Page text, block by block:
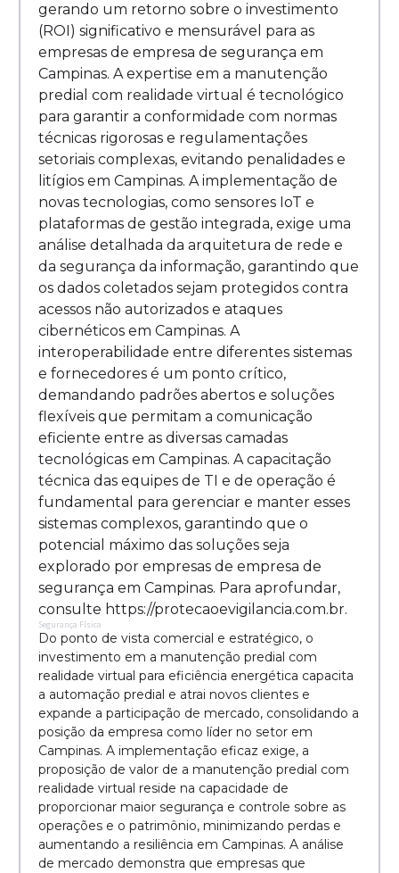
gerando um retorno sobre o investimento
(ROI) significativo e mensurável para as
empresas de empresa de segurança em
Campinas. A expertise em a manutenção
predial com realidade virtual é tecnológico
para garantir a conformidade com normas
técnicas rigorosas e regulamentações
setoriais complexas, evitando penalidades e
litígios em Campinas. A implementação de
novas tecnologias, como sensores IoT e
plataformas de gestão integrada, exige uma
análise detalhada da arquitetura de rede e
da segurança da informação, garantindo que
os dados coletados sejam protegidos contra
acessos não autorizados e ataques
cibernéticos em Campinas. A
interoperabilidade entre diferentes sistemas
e fornecedores é um ponto crítico,
demandando padrões abertos e soluções
flexíveis que permitam a comunicação
eficiente entre as diversas camadas
tecnológicas em Campinas. A capacitação
técnica das equipes de TI e de operação é
fundamental para gerenciar e manter esses
sistemas complexos, garantindo que o
potencial máximo das soluções seja
explorado por empresas de empresa de
segurança em Campinas. Para aprofundar,
consulte https://protecaoevigilancia.com.br.
Segurança Física
Do ponto de vista comercial e estratégico, o
investimento em a manutenção predial com
realidade virtual para eficiência energética capacita
a automação predial e atrai novos clientes e
expande a participação de mercado, consolidando a
posição da empresa como líder no setor em
Campinas. A implementação eficaz exige, a
proposição de valor de a manutenção predial com
realidade virtual reside na capacidade de
proporcionar maior segurança e controle sobre as
operações e o patrimônio, minimizando perdas e
aumentando a resiliência em Campinas. A análise
de mercado demonstra que empresas que